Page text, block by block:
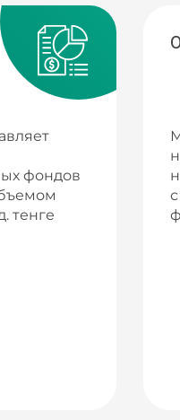
фондов
тенге